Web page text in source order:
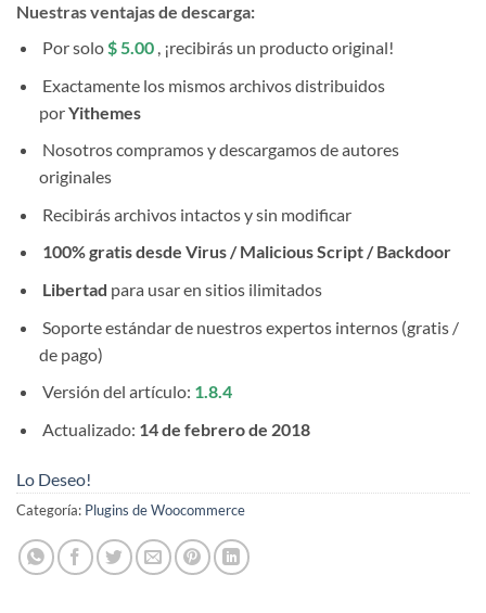
Nuestras ventajas de descarga:
Por solo$ 5.00 , ¡recibirás un producto original!
Exactamente los mismos archivos distribuidos
porYithemes
Nosotros compramos y descargamos de autores
originales
Recibirás archivos intactos y sin modificar
100% gratis desde Virus / Malicious Script / Backdoor
Libertad para usar en sitios ilimitados
Soporte estándar de nuestros expertos internos (gratis /
de pago)
Versión del artículo: 1.8.4
Actualizado: 14 de febrero de 2018
Lo Deseo!
Categoría: Plugins de Woocommerce